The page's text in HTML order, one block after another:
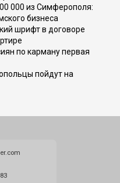
000 из Симферополя:
бизнеса
шрифт в договоре
по карману первая
пойдут на